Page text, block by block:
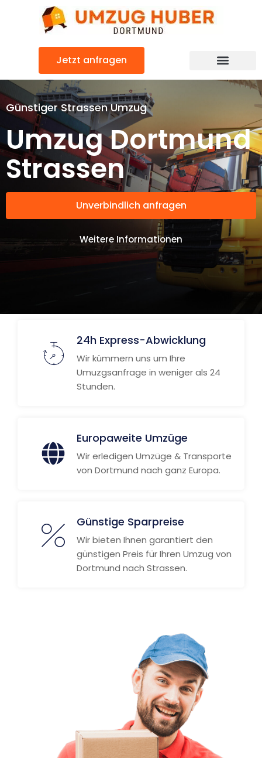
Jetzt anfragen
Günstiger Strassen Umzug
Umzug Dortmund
Strassen
Unverbindlich anfragen
Weitere Informationen
24h Express-Abwicklung
Wir kümmern uns um Ihre
Umuzgsanfrage in weniger als 24
Stunden.
Europaweite Umzüge
Wir erledigen Umzüge & Transporte
von Dortmund nach ganz Europa.
Günstige Sparpreise
Wir bieten Ihnen garantiert den
günstigen Preis für Ihren Umzug von
Dortmund nach Strassen.